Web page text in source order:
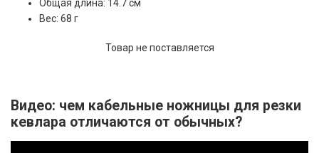
Общая длина: 14.7 см
Вес: 68 г
Товар не поставляется
Видео: чем кабельные ножницы для резки
кевлара отличаются от обычных?